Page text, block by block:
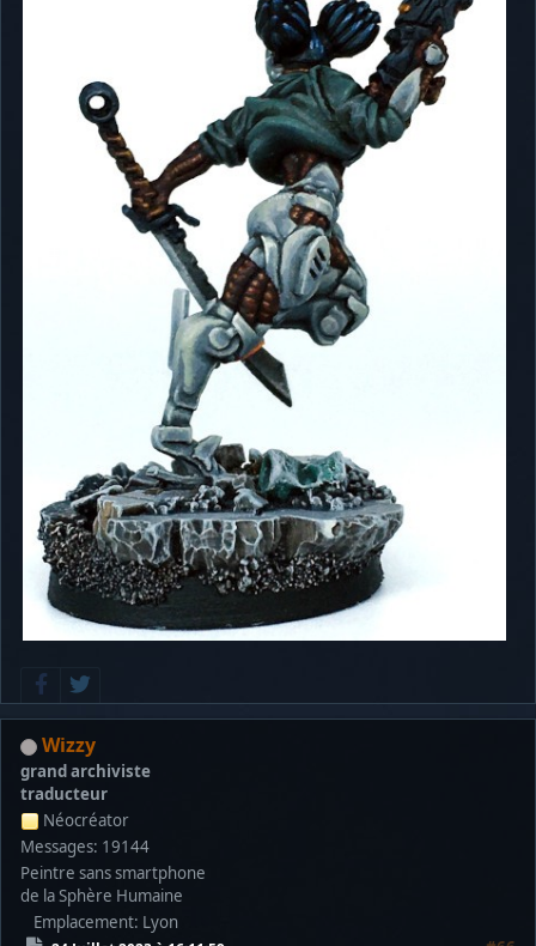
Wizzy
grand archiviste
traducteur
Néocréator
Messages: 19144
Peintre sans smartphone
de la Sphère Humaine
Emplacement: Lyon